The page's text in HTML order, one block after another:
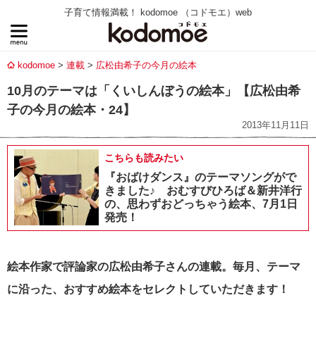
子育て情報満載！ kodomoe （コドモエ）web
kodomoe 連載 広松由希子の今月の絵本
10月のテーマは「くいしんぼうの絵本」【広松由希
子の今月の絵本・24】
2013年11月11日
こちらも読みたい
『おばけダンス』のテーマソングがで
きました♪ おむすびひろば＆新井洋行
の、思わずおどっちゃう絵本、7月1日
発売！
絵本作家で評論家の広松由希子さんの連載。毎月、テーマ
に沿った、おすすめ絵本をセレクトしていただきます！